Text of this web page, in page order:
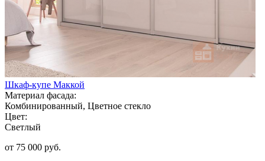
Шкаф-купе Маккой
Материал фасада:
Комбинированный, Цветное стекло
Цвет:
Светлый
от 75 000 руб.